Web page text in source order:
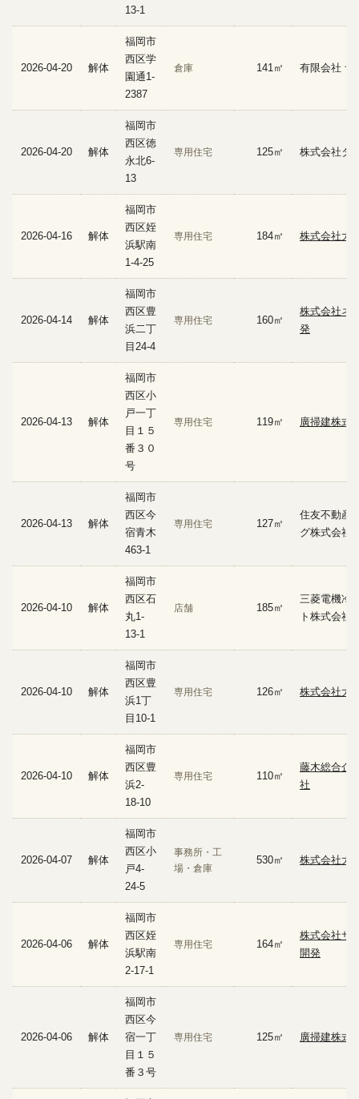
13-1
2026-04-20 解体
福岡市
西区学
園通1-
2387
倉庫 141㎡ 有限会社 ナ
2026-04-20 解体
福岡市
西区徳
永北6-
13
専用住宅 125㎡ 株式会社タ
2026-04-16 解体
福岡市
西区姪
浜駅南
1-4-25
専用住宅 184㎡ 株式会社大
2026-04-14 解体
福岡市
西区豊
浜二丁
目24-4
専用住宅 160㎡
株式会社ネ
発
2026-04-13 解体
福岡市
西区小
戸一丁
目１５
番３０
号
専用住宅 119㎡ 廣掃建株式
2026-04-13 解体
福岡市
西区今
宿青木
463-1
専用住宅 127㎡
住友不動産
グ株式会社
2026-04-10 解体
福岡市
西区石
丸1-
13-1
店舗 185㎡
三菱電機冷
ト株式会社
2026-04-10 解体
福岡市
西区豊
浜1丁
目10-1
専用住宅 126㎡ 株式会社大
2026-04-10 解体
福岡市
西区豊
浜2-
18-10
専用住宅 110㎡
藤木総合企
社
2026-04-07 解体
福岡市
西区小
戸4-
24-5
事務所・工
場・倉庫
530㎡ 株式会社大
2026-04-06 解体
福岡市
西区姪
浜駅南
2-17-1
専用住宅 164㎡
株式会社サ
開発
2026-04-06 解体
福岡市
西区今
宿一丁
目１５
番３号
専用住宅 125㎡ 廣掃建株式